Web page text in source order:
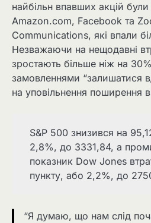
найбільн впавших акцій були
Amazon.com, Facebook та
Communications, які впали
Незважаючи на нещодавні
зростають більше ніж на 30%
замовленнями “залишатися
на уповільнення поширення
S&P 500 знизився на
2,8%, до 3331,84, а
показник Dow Jones
пункту, або 2,2%, до
“Я думаю, що нам слід